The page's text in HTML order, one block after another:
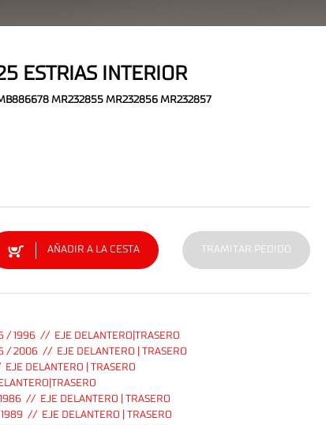
ESTRIAS INTERIOR
MR232855 MR232856 MR232857
AÑADIR A LA CESTA TRAMITAR PEDIDO
/ 1996 // EJE DELANTERO|TRASERO
/ 2006 // EJE DELANTERO | TRASERO
DELANTERO | TRASERO
// EJE DELANTERO | TRASERO
// EJE DELANTERO | TRASERO